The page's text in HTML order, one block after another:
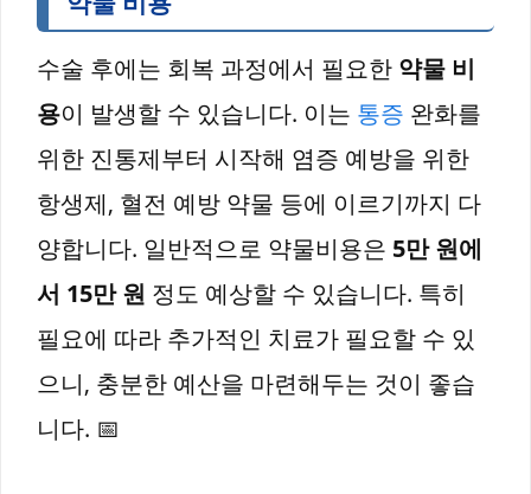
수술 후에는 회복 과정에서 필요한 약물 비
용이 발생할 수 있습니다. 이는 통증 완화를
위한 진통제부터 시작해 염증 예방을 위한
항생제, 혈전 예방 약물 등에 이르기까지 다
양합니다. 일반적으로 약물비용은 5만 원에
서 15만 원 정도 예상할 수 있습니다. 특히
필요에 따라 추가적인 치료가 필요할 수 있
으니, 충분한 예산을 마련해두는 것이 좋습
니다. 📅